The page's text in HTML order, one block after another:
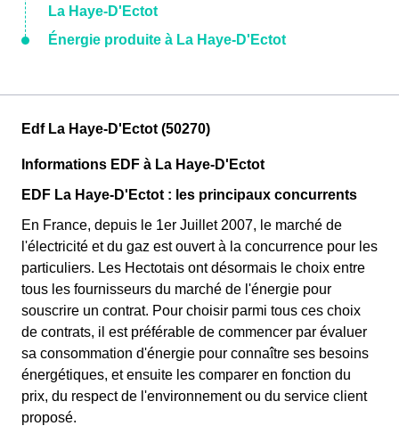
La Haye-D'Ectot
Énergie produite à La Haye-D'Ectot
Edf La Haye-D'Ectot (50270)
Informations EDF à La Haye-D'Ectot
EDF La Haye-D'Ectot : les principaux concurrents
En France, depuis le 1er Juillet 2007, le marché de
l'électricité et du gaz est ouvert à la concurrence pour les
particuliers. Les Hectotais ont désormais le choix entre
tous les fournisseurs du marché de l'énergie pour
souscrire un contrat. Pour choisir parmi tous ces choix
de contrats, il est préférable de commencer par évaluer
sa consommation d'énergie pour connaître ses besoins
énergétiques, et ensuite les comparer en fonction du
prix, du respect de l'environnement ou du service client
proposé.